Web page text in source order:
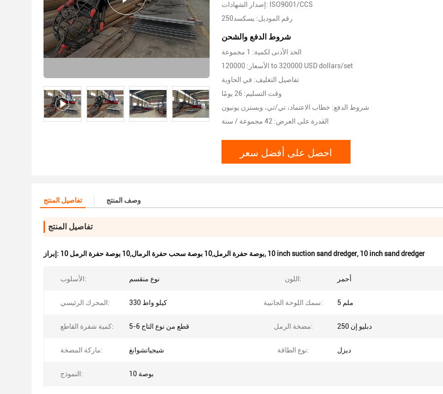
إصدار الشهادات: ISO9001/CCS
رقم الموديل: يسكسد250
شروط الدفع والشحن
الحد الأدنى لكمية: 1 مجموعة
الأسعار: 120000 to 320000 USD dollars/set
تفاصيل التغليف: في الحاوية
وقت التسليم: 26 يومًا
شروط الدفع: خطاب الاعتماد، تي/تي، ويسترن يونيون
القدرة على العرض: 42 مجموعة / سنة
احصل على أفضل سعر
تفاصيل المنتج وصف المنتج
تفاصيل المنتج
إبراز: 10 بوصة حفرة الرمل,10 بوصة سحب حفرة الرمال,10 بوصة حفرة الرمل, 10 inch suction sand dredger, 10 inch sand dredger
الأسلوب: نوع منقسم اللون: أحمر
المحرك الرئيسي: 330 كيلو واط سمك اللوحة الجانبية: 5 ملم
كمية شفرة القاطع: 5-6 قطع من نوع التاج مضخة الرمل: دبليو إن 250
ماركة المضخة: شيجياتشوانغ نوع الطاقة: ديزل
النموذج: 10 بوصة